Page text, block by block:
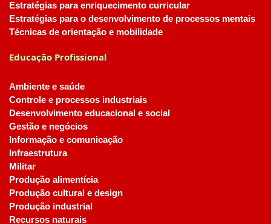
Estratégias para enriquecimento curricular
Estratégias para o desenvolvimento de processos mentais
Técnicas de orientação e mobilidade
Educação Profissional
Ambiente e saúde
Controle e processos industriais
Desenvolvimento educacional e social
Gestão e negócios
Informação e comunicação
Infraestrutura
Militar
Produção alimentícia
Produção cultural e design
Produção industrial
Recursos naturais